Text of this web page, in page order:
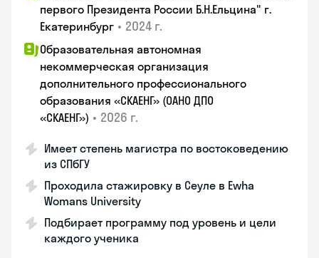
первого Президента России Б.Н.Ельцина" г.
Екатеринбург • 2024 г.
Образовательная автономная
некоммерческая организация
дополнительного профессионального
образования «СКАЕНГ» (ОАНО ДПО
«СКАЕНГ») • 2026 г.
Имеет степень магистра по востоковедению
из СПбГУ
Проходила стажировку в Сеуле в Ewha
Womans University
Подбирает программу под уровень и цели
каждого ученика